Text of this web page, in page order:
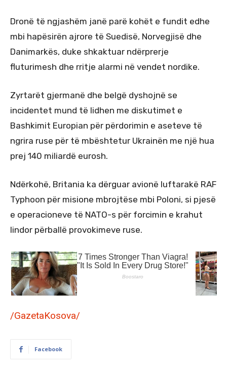
Dronë të ngjashëm janë parë kohët e fundit edhe
mbi hapësirën ajrore të Suedisë, Norvegjisë dhe
Danimarkës, duke shkaktuar ndërprerje
fluturimesh dhe rritje alarmi në vendet nordike.
Zyrtarët gjermanë dhe belgë dyshojnë se
incidentet mund të lidhen me diskutimet e
Bashkimit Europian për përdorimin e aseteve të
ngrira ruse për të mbështetur Ukrainën me një hua
prej 140 miliardë eurosh.
Ndërkohë, Britania ka dërguar avionë luftarakë RAF
Typhoon për misione mbrojtëse mbi Poloni, si pjesë
e operacioneve të NATO-s për forcimin e krahut
lindor përballë provokimeve ruse.
/GazetaKosova/
Facebook